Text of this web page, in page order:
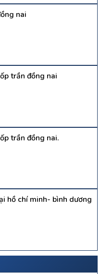
nai
trần đồng nai
trần đồng nai.
hồ chí minh- bình dương